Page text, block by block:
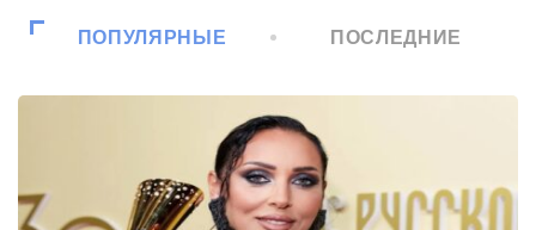
ПОПУЛЯРНЫЕ ПОСЛЕДНИЕ